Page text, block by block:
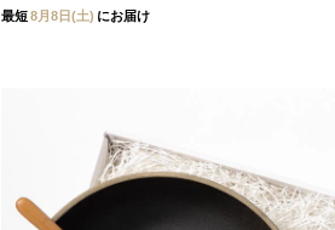
最短8月8日(土) にお届け